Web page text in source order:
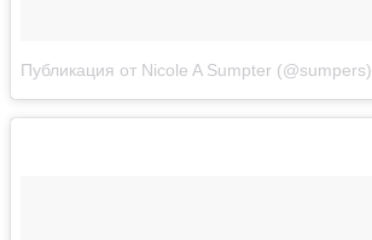
Публикация от Nicole A Sumpter (@sumpers)